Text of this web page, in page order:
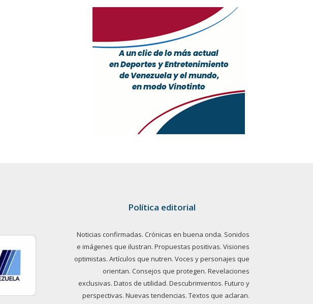
Política editorial
Noticias confirmadas. Crónicas en buena onda. Sonidos
e imágenes que ilustran. Propuestas positivas. Visiones
optimistas. Artículos que nutren. Voces y personajes que
orientan. Consejos que protegen. Revelaciones
exclusivas. Datos de utilidad. Descubrimientos. Futuro y
perspectivas. Nuevas tendencias. Textos que aclaran.